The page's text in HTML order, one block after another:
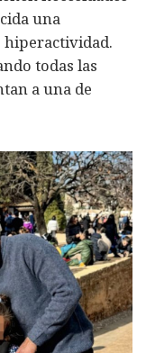
una
hiperactividad.
todas las
a una de